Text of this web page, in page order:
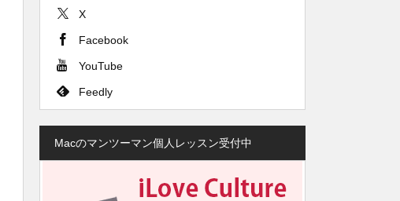
X
Facebook
YouTube
Feedly
Macのマンツーマン個人レッスン受付中